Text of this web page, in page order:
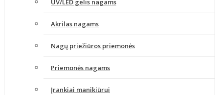
UV/LED gelis nagams
Akrilas nagams
Nagų priežiūros priemonės
Priemonės nagams
Įrankiai manikiūrui